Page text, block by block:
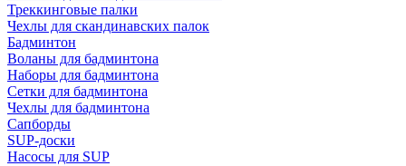
Треккинговые палки
Чехлы для скандинавских палок
Бадминтон
Воланы для бадминтона
Наборы для бадминтона
Сетки для бадминтона
Чехлы для бадминтона
Сапборды
SUP-доски
Насосы для SUP